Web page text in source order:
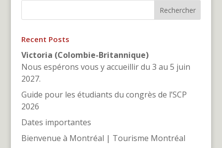
Recent Posts
Victoria (Colombie-Britannique)
Nous espérons vous y accueillir du 3 au 5 juin
2027.
Guide pour les étudiants du congrès de l’SCP
2026
Dates importantes
Bienvenue à Montréal | Tourisme Montréal